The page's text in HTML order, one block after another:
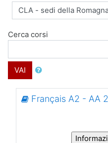
Cerca corsi
VAI
Français A2 - AA